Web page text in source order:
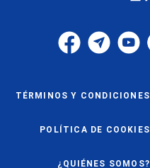
TÉRMINOS Y CONDICIONES
POLÍTICA DE COOKIES
¿QUIÉNES SOMOS?